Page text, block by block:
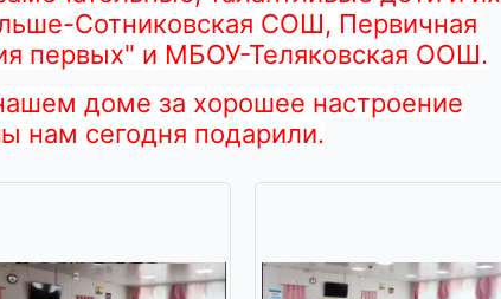
Сотниковская СОШ, Первичная
первых" и МБОУ-Теляковская ООШ.
доме за хорошее настроение
нам сегодня подарили.